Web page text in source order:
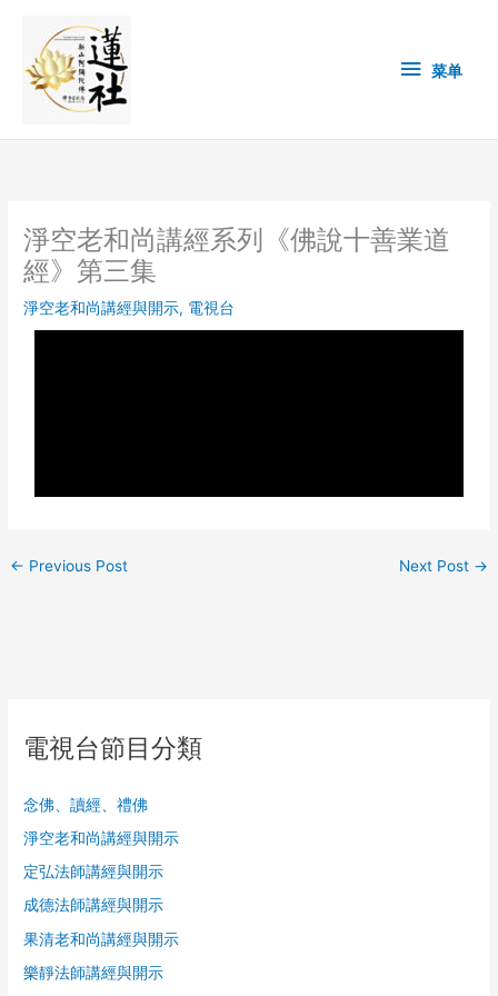
content
单 菜单
淨空老和尚講經系列《佛說十善業道
經》第三集
淨空老和尚講經與開示, 電視台
← Previous Post Next Post →
電視台節目分類
念佛、讀經、禮佛
淨空老和尚講經與開示
定弘法師講經與開示
成德法師講經與開示
果清老和尚講經與開示
樂靜法師講經與開示